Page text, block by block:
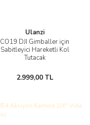
Ulanzi
CO19 DJI Gimballer için
Sabitleyici Hareketli Kol
Tutacak
2.999,00 TL